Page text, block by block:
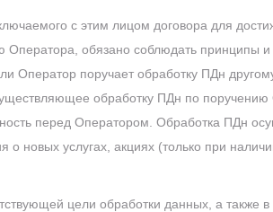
с этим лицом договора для
обязано соблюдать принципы и
поручает обработку ПДн другому
обработку ПДн по
перед Оператором. Обработка ПДн
новых услугах, акциях (только при
цели обработки данных, а также в